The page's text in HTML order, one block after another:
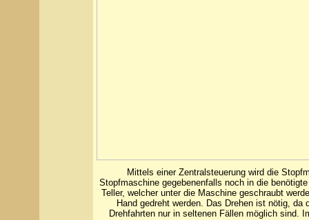
Mittels einer Zentralsteuerung wird die
Stopfmaschine gegebenenfalls noch in die
Teller, welcher unter die Maschine geschraubt
Hand gedreht werden. Das Drehen ist nötig,
Drehfahrten nur in seltenen Fällen möglich sind.